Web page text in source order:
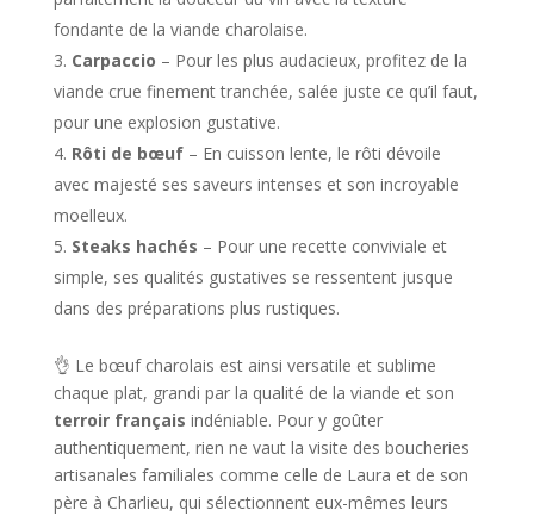
fondante de la viande charolaise.
Carpaccio – Pour les plus audacieux, profitez de la
viande crue finement tranchée, salée juste ce qu’il faut,
pour une explosion gustative.
Rôti de bœuf– En cuisson lente, le rôti dévoile
avec majesté ses saveurs intenses et son incroyable
moelleux.
Steaks hachés – Pour une recette conviviale et
simple, ses qualités gustatives se ressentent jusque
dans des préparations plus rustiques.
👌 Le bœuf charolais est ainsi versatile et sublime
chaque plat, grandi par la qualité de la viande et son
terroir français indéniable. Pour y goûter
authentiquement, rien ne vaut la visite des boucheries
artisanales familiales comme celle de Laura et de son
père à Charlieu, qui sélectionnent eux-mêmes leurs